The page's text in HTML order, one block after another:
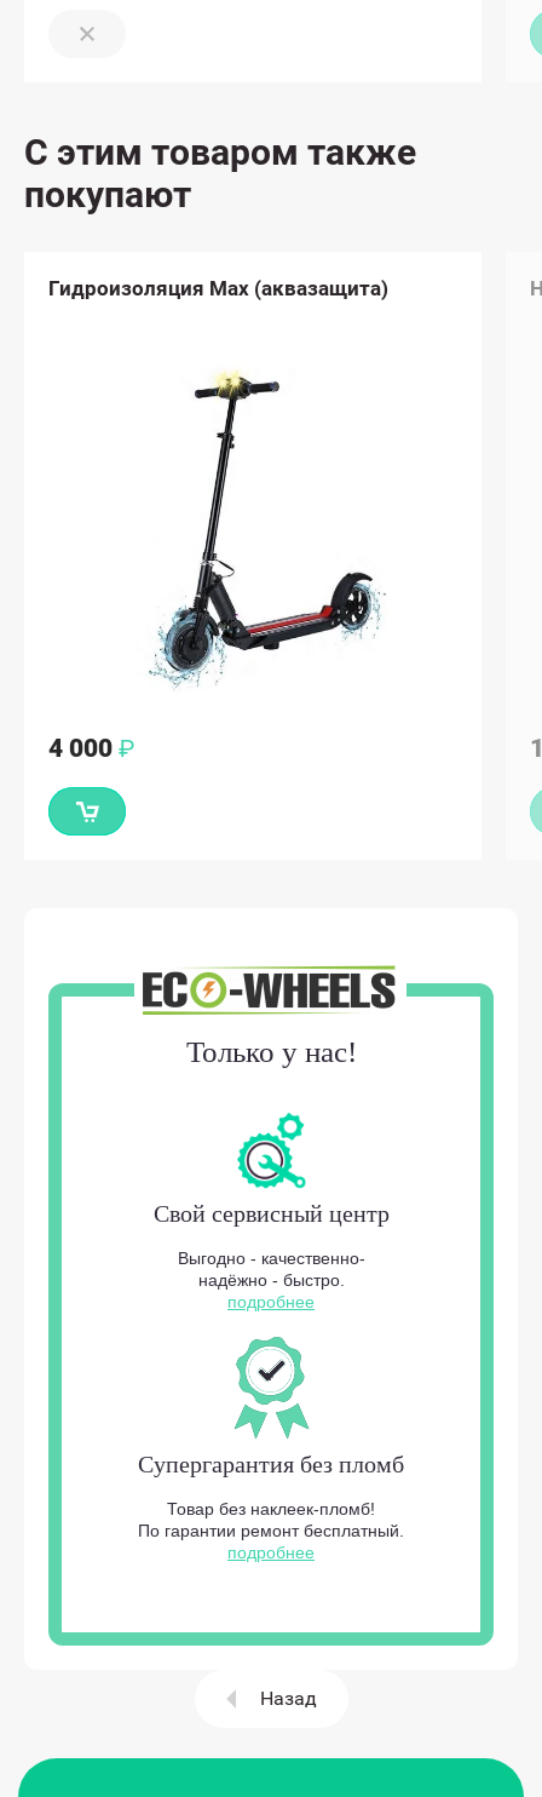
С этим товаром также
покупают
Гидроизоляция Max (аквазащита)
4 000 ₽
Только у нас!
Свой сервисный центр
Выгодно - качественно-
надёжно - быстро.
подробнее
Супергарантия без пломб
Товар без наклеек-пломб!
По гарантии ремонт бесплатный.
подробнее
Назад